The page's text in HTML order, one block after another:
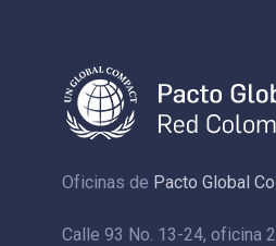
Oficinas de Pacto Global
Calle 93 No. 13-24, oficina